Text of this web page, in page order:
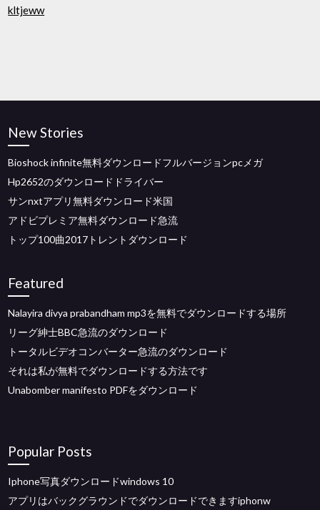
kltjeww
New Stories
Bioshock infinite無料ダウンロードフルバージョンpcメガ
Hp2652のダウンロードドライバー
サンnxtアプリ無料ダウンロード米国
アドビプレミア無料ダウンロード急流
トップ100曲2017トレントダウンロード
Featured
Nalayira divya prabandham mp3を無料でダウンロードする場所
リーグ紳士BBC急流のダウンロード
トータルビデオコンバーター急流のダウンロード
それは私が無料でダウンロードする方法です
Unabomber manifesto PDFをダウンロード
Popular Posts
Iphone写真ダウンロードwindows 10
アプリはバックグラウンドでダウンロードできますiphonw